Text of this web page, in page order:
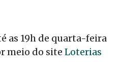
as 19h de quarta-feira
meio do site Loterias